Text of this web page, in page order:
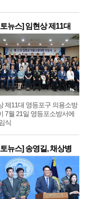
토뉴스] 임현상 제11대
제11대 영등포구 의용소방
7월 21일 영등포소방서에
식
토뉴스] 송영길, 채상병